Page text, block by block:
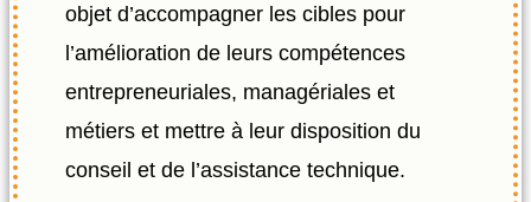
objet d’accompagner les cibles pour
l’amélioration de leurs compétences
entrepreneuriales, managériales et
métiers et mettre à leur disposition du
conseil et de l’assistance technique.